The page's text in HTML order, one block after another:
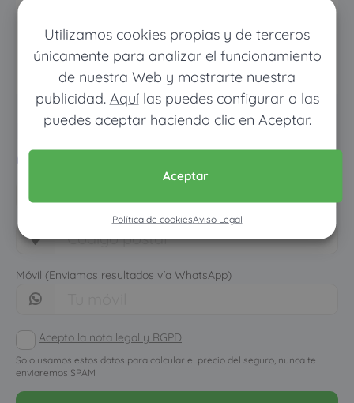
Utilizamos cookies propias y de terceros
únicamente para analizar el funcionamiento
de nuestra Web y mostrarte nuestra
publicidad. Aquílas puedes configurar o las
puedes aceptar haciendo clic en Aceptar.
Aceptar
Política de cookiesAviso Legal
Pon tus datos y descubre
cuánto dinero ahorrarías
Móvil (Enviamos resultados vía WhatsApp)
Acepto la nota legal y RGPD
Solo usamos estos datos para calcular el precio del seguro, nunca te
enviaremos SPAM